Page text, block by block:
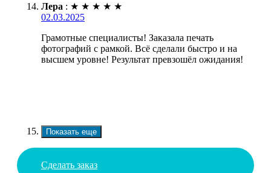
Лера : ★ ★ ★ ★ ★
02.03.2025
Грамотные специалисты! Заказала печать
фотографий с рамкой. Всё сделали быстро и на
высшем уровне! Результат превзошёл ожидания!
Показать еще
Сделать заказ